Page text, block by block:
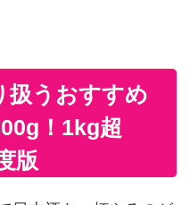
扱うおすすめ
！1kg超
版